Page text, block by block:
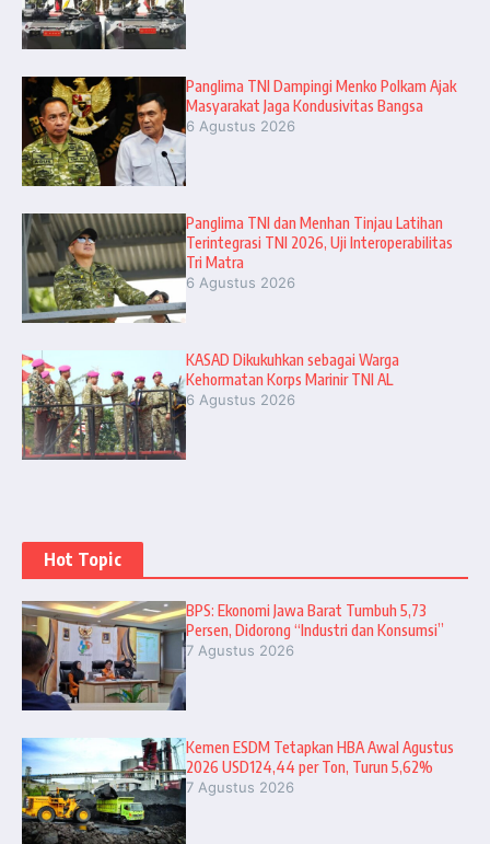
Panglima TNI Dampingi Menko Polkam Ajak
Masyarakat Jaga Kondusivitas Bangsa
6 Agustus 2026
Panglima TNI dan Menhan Tinjau Latihan
Terintegrasi TNI 2026, Uji Interoperabilitas
Tri Matra
6 Agustus 2026
KASAD Dikukuhkan sebagai Warga
Kehormatan Korps Marinir TNI AL
6 Agustus 2026
Hot Topic
BPS: Ekonomi Jawa Barat Tumbuh 5,73
Persen, Didorong “Industri dan Konsumsi”
7 Agustus 2026
Kemen ESDM Tetapkan HBA Awal Agustus
2026 USD124,44 per Ton, Turun 5,62%
7 Agustus 2026